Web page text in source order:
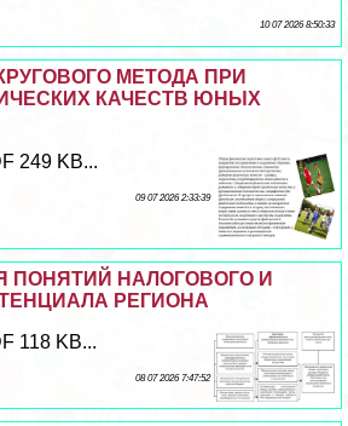
10 07 2026 8:50:33
МЕТОДА ПРИ
КАЧЕСТВ ЮНЫХ
249 KB...
09 07 2026 2:33:39
НАЛОГОВОГО И
РЕГИОНА
118 KB...
08 07 2026 7:47:52